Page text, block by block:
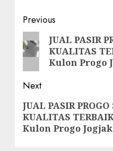
Post
navigation
Previous
Previous
post:
JUAL PASIR
KUALITAS
Kulon Progo
Next
Next
post:
JUAL PASIR PROGO
KUALITAS
Kulon Progo